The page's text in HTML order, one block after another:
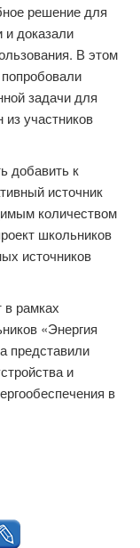
решение для
и доказали
В этом
задачи для
участников
добавить к
источник
количеством
школьников
источников
рамках
«Энергия
представили
и
в